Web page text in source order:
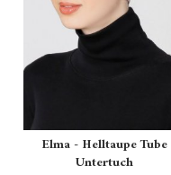
Elma - Helltaupe Tube
Untertuch